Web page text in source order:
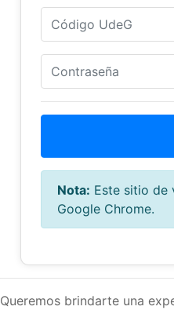
Nota: Este sitio de
Google Chrome.
Queremos brindarte una